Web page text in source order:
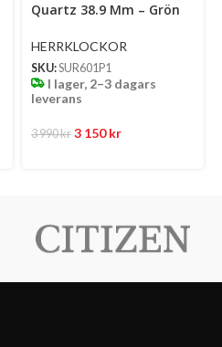
Quartz 38.9 Mm – Grön
Stållänk
HERRKLOCKOR
SKU:SUR601P1
I lager, 2–3 dagars
leverans
3 990kr 3 150kr